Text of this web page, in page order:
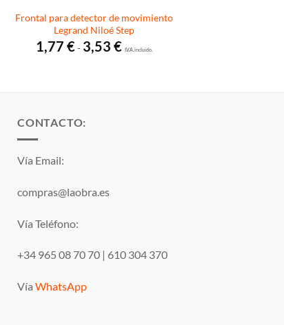
Frontal para detector de movimiento
Legrand Niloé Step
1,77€- 3,53€de
I.V.A. incluido.
CONTACTO:
Vía Email:
compras@laobra.es
Vía Teléfono:
+34 965 08 70 70 | 610 304 370
Vía WhatsApp